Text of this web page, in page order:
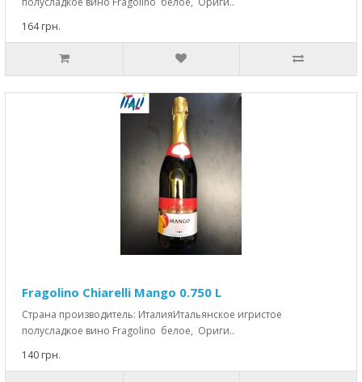
164 грн.
Fragolino Chiarelli Mango 0.750 L
Страна производитель: ИталияИтальянское игристое
полусладкое вино Fragolino белое, Ориги..
140 грн.